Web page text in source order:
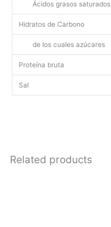
Ácidos grasos saturados
Hidratos de Carbono
de los cuales azúcares
Proteína bruta
Sal
Related products